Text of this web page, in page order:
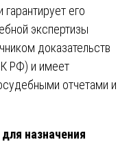
его
экспертизы
доказательств
РФ) и имеет
отчетами и
назначения